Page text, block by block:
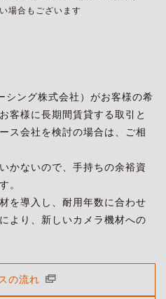
場合もございます
シング株式会社）がお客様の希
客様に長期間賃貸する取引と
ス会社を検討の場合は、ご相
かないので、手持ちの余裕資
。
を導入し、耐用年数に合わせ
より、新しいカメラ機材への
の流れ